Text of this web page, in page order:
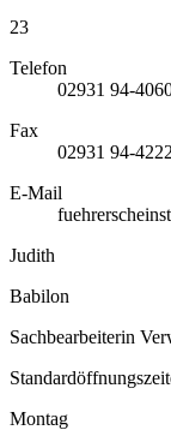
23
Telefon
02931 94-
Fax
02931 94-4222
E-Mail
Judith
Babilon
Sachbearbeiterin
Montag